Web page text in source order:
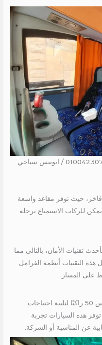
مميزات إيجار مرسيدس 50 راكب 01004230753 / اتوبيس سياحي
حيث توفر مقاعد واسعة
للركاب الاستمتاع برحلة
تقنيات الأمان، بالتالى مما
هذه التقنيات أنظمة الفرامل
على المسار.
ولذلك تستخدم شركات الإيجار مرسيدس 50 راكبًا لتلبية احتياجات
هذه السيارات تجربة
عن المناسبة أو الشركة.